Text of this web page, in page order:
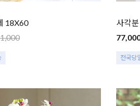
18X60
사각
전국당